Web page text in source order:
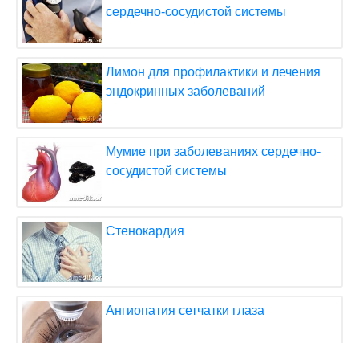
сердечно-сосудистой системы
Лимон для профилактики и лечения
эндокринных заболеваний
Мумие при заболеваниях сердечно-
сосудистой системы
Стенокардия
Ангиопатия сетчатки глаза